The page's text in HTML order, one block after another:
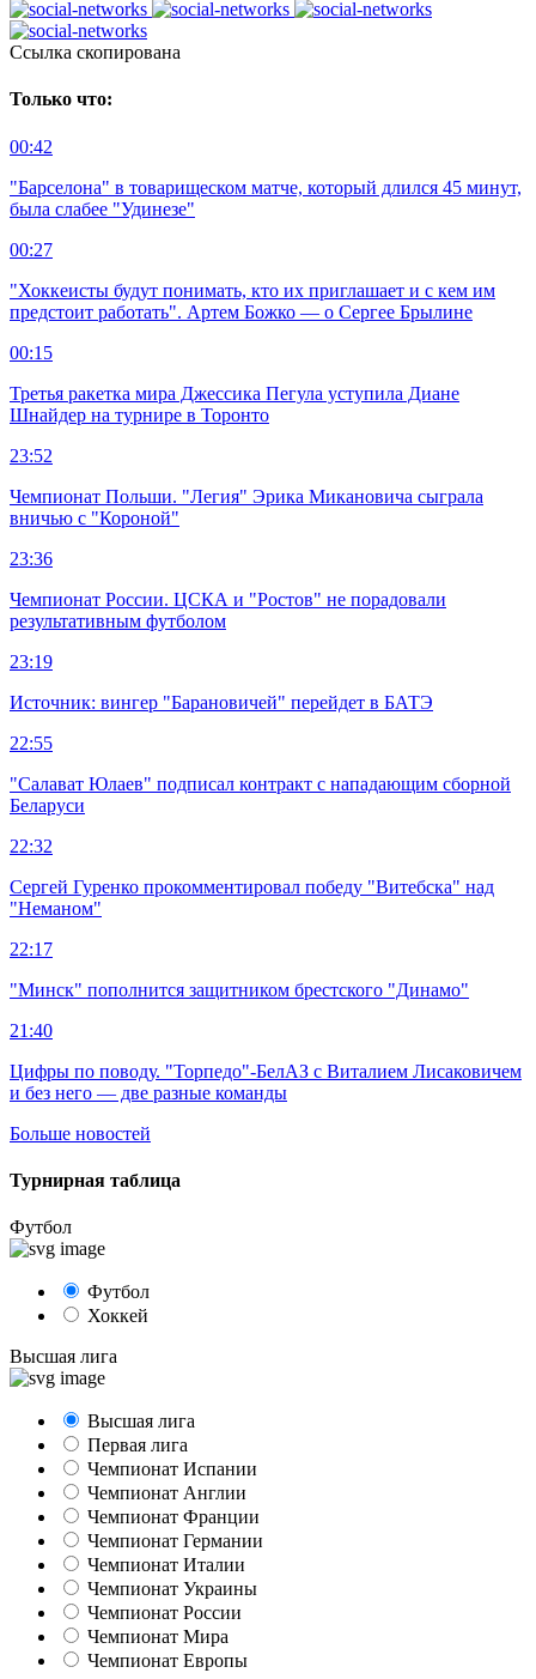
Ccылка скопирована
Только что:
00:42
"Барселона" в товарищеском матче, который длился 45 минут,
была слабее "Удинезе"
00:27
"Хоккеисты будут понимать, кто их приглашает и с кем им
предстоит работать". Артем Божко — о Сергее Брылине
00:15
Третья ракетка мира Джессика Пегула уступила Диане
Шнайдер на турнире в Торонто
23:52
Чемпионат Польши. "Легия" Эрика Микановича сыграла
вничью с "Короной"
23:36
Чемпионат России. ЦСКА и "Ростов" не порадовали
результативным футболом
23:19
Источник: вингер "Барановичей" перейдет в БАТЭ
22:55
"Салават Юлаев" подписал контракт с нападающим сборной
Беларуси
22:32
Сергей Гуренко прокомментировал победу "Витебска" над
"Неманом"
22:17
"Минск" пополнится защитником брестского "Динамо"
21:40
Цифры по поводу. "Торпедо"-БелАЗ с Виталием Лисаковичем
и без него — две разные команды
Больше новостей
Турнирная таблица
Футбол
Футбол
Хоккей
Высшая лига
Высшая лига
Первая лига
Чемпионат Испании
Чемпионат Англии
Чемпионат Франции
Чемпионат Германии
Чемпионат Италии
Чемпионат Украины
Чемпионат России
Чемпионат Мира
Чемпионат Европы